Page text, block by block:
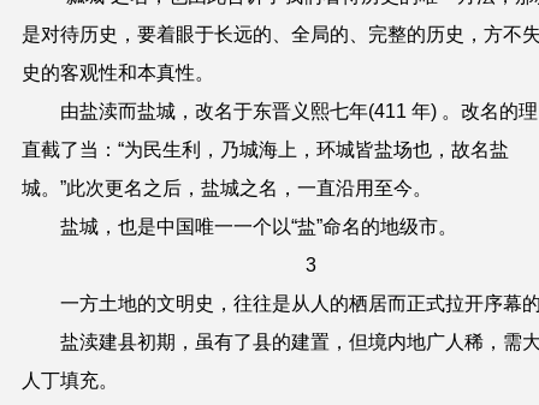
是对待历史，要着眼于长远的、全局的、完整的历史，方不
史的客观性和本真性。
由盐渎而盐城，改名于东晋义熙七年(411 年) 。改名的
直截了当：“为民生利，乃城海上，环城皆盐场也，故名盐
城。”此次更名之后，盐城之名，一直沿用至今。
盐城，也是中国唯一一个以“盐”命名的地级市。
3
一方土地的文明史，往往是从人的栖居而正式拉开序幕
盐渎建县初期，虽有了县的建置，但境内地广人稀，需
人丁填充。